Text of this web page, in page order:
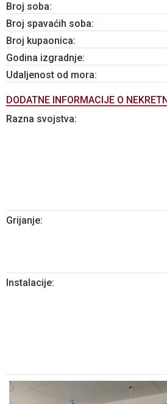
Broj soba:
Broj spavaćih soba:
Broj kupaonica:
Godina izgradnje:
Udaljenost od mora:
DODATNE INFORMACIJE O
Razna svojstva:
Grijanje:
Instalacije: